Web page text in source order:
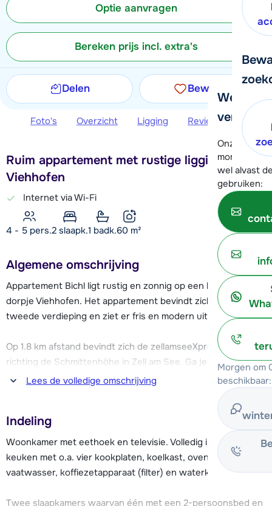
We
verder!
Onze
moment
wel alvast
gebruiken:
Morgen om
beschikbaar:
Optie aanvragen
Bereken prijs incl. extra's
Delen Bewaren
Foto's Overzicht Ligging Reviews
Ruim appartement met rustige ligging in
Viehhofen
Internet via Wi-Fi
4 - 5 pers.2 slaapk.1 badk.60 m²
Algemene omschrijving
Appartement Bichl ligt rustig en zonnig op een heuvel in het
dorpje Viehhofen. Het appartement bevindt zich op de
tweede verdieping en ziet er fris en modern uit.
Op 1.8 km afstand bevindt zich de zellamseeXpress cabinelift
richting de Schmittenhöhe in Zell am See. Ga je liever het
Skicircis Saalbach/Hinterglemm/Leogang/Fieberbrunn
verkennen? Ga dan per eigen auto of gratis skibus naar de
Schönleitenbahn in Vorderglemm (ca. 4 km) met toegang tot
het gehele skigebied. Ben je nog een beginner? In
Viehhofen bevindt zich een oefenweide.
Het dorp vind je op zo'n 1.5 km vanaf appartement Maria.
gelegen. Voor meer faciliteiten en gezellige après ski bars
Lees de volledige omschrijving
Indeling
Woonkamer met eethoek en televisie. Volledig ingerichte
keuken met o.a. vier kookplaten, koelkast, oven, magnetron,
vaatwasser, koffiezetapparaat (filter) en waterkoker.
Twee slaapkamers waarvan één met een 2-persoonsbed en